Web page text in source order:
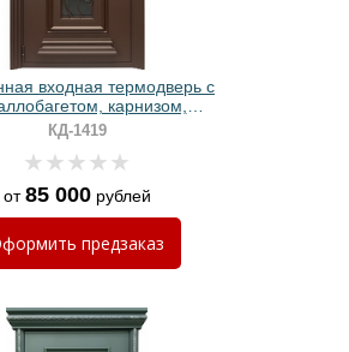
входная термодверь с
карнизом,
ковкой и
полимерным
покрытием
КД-1419
от85 000рублей
предзаказ